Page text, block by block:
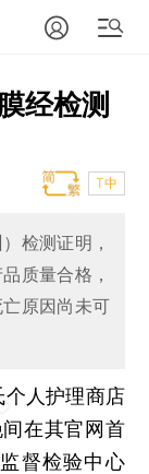
经检测
T中
检测证明，
质量合格，
原因尚未可
个人护理商店
在其官网首
督检验中心